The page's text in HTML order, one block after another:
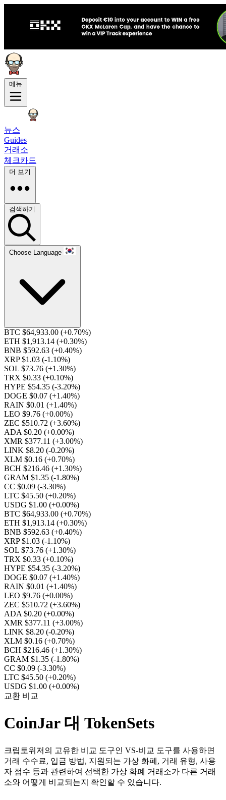
메뉴
뉴스
Guides
거래소
체크카드
더 보기
검색하기
Choose Language
BTC $64,933.00 (+0.70%)
ETH $1,913.14 (+0.30%)
BNB $592.63 (+0.40%)
XRP $1.03 (-1.10%)
SOL $73.76 (+1.30%)
TRX $0.33 (+0.10%)
HYPE $54.35 (-3.20%)
DOGE $0.07 (+1.40%)
RAIN $0.01 (+1.40%)
LEO $9.76 (+0.00%)
ZEC $510.72 (+3.60%)
ADA $0.20 (+0.00%)
XMR $377.11 (+3.00%)
LINK $8.20 (-0.20%)
XLM $0.16 (+0.70%)
BCH $216.46 (+1.30%)
GRAM $1.35 (-1.80%)
CC $0.09 (-3.30%)
LTC $45.50 (+0.20%)
USDG $1.00 (+0.00%)
BTC $64,933.00 (+0.70%)
ETH $1,913.14 (+0.30%)
BNB $592.63 (+0.40%)
XRP $1.03 (-1.10%)
SOL $73.76 (+1.30%)
TRX $0.33 (+0.10%)
HYPE $54.35 (-3.20%)
DOGE $0.07 (+1.40%)
RAIN $0.01 (+1.40%)
LEO $9.76 (+0.00%)
ZEC $510.72 (+3.60%)
ADA $0.20 (+0.00%)
XMR $377.11 (+3.00%)
LINK $8.20 (-0.20%)
XLM $0.16 (+0.70%)
BCH $216.46 (+1.30%)
GRAM $1.35 (-1.80%)
CC $0.09 (-3.30%)
LTC $45.50 (+0.20%)
USDG $1.00 (+0.00%)
교환 비교
CoinJar 대 TokenSets
크립토위저의 고유한 비교 도구인 VS-비교 도구를 사용하면
거래 수수료, 입금 방법, 지원되는 가상 화폐, 거래 유형, 사용
자 점수 등과 관련하여 선택한 가상 화폐 거래소가 다른 거래
소와 어떻게 비교되는지 확인할 수 있습니다.